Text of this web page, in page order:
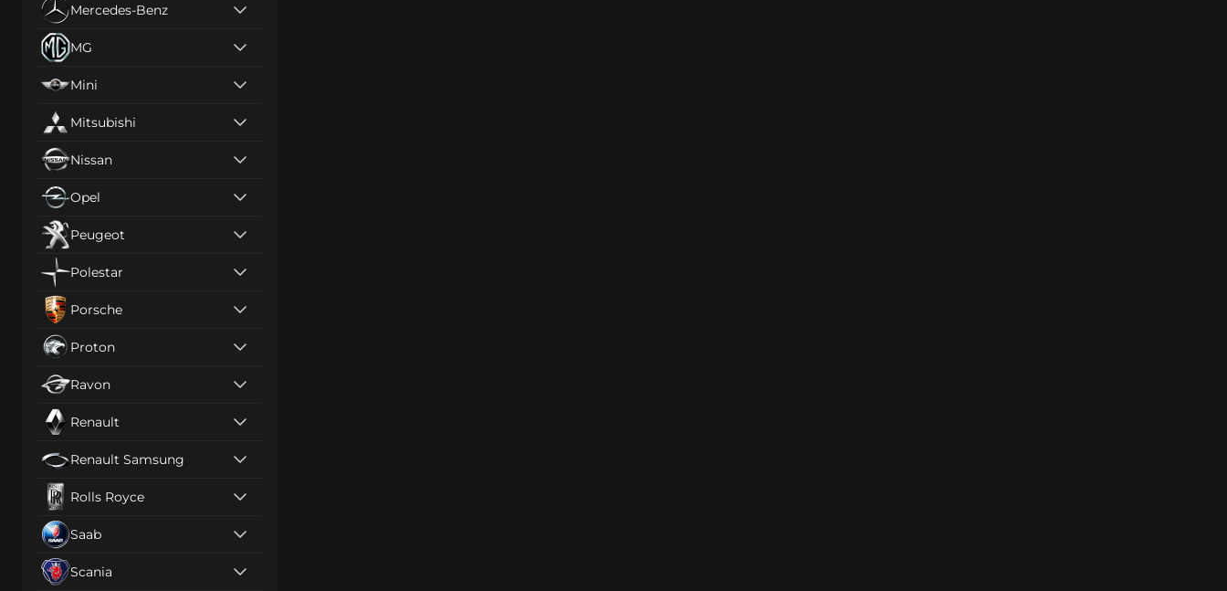
Mercedes-Benz
MG
Mini
Mitsubishi
Nissan
Opel
Peugeot
Polestar
Porsche
Proton
Ravon
Renault
Renault Samsung
Rolls Royce
Saab
Scania